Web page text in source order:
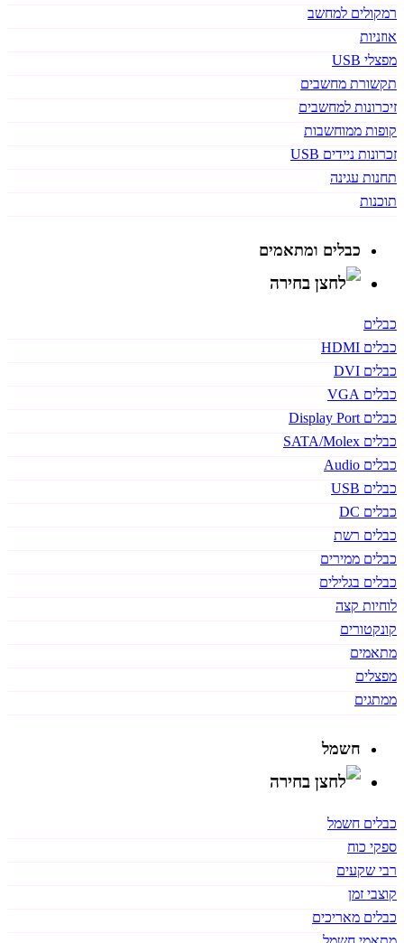
רמקולים למחשב
אוזניות
מפצלי USB
תקשורת מחשבים
זיכרונות למחשבים
קופות ממוחשבות
זכרונות ניידים USB
תחנות עגינה
תוכנות
כבלים ומתאמים
כבלים
כבלים HDMI
כבלים DVI
כבלים VGA
כבלים Display Port
כבלים SATA/Molex
כבלים Audio
כבלים USB
כבלים DC
כבלים רשת
כבלים ממירים
כבלים בגלילים
לוחיות קצה
קונקטורים
מתאמים
מפצלים
ממתגים
חשמל
כבלים חשמל
ספקי כוח
רבי שקעים
קוצבי זמן
כבלים מאריכים